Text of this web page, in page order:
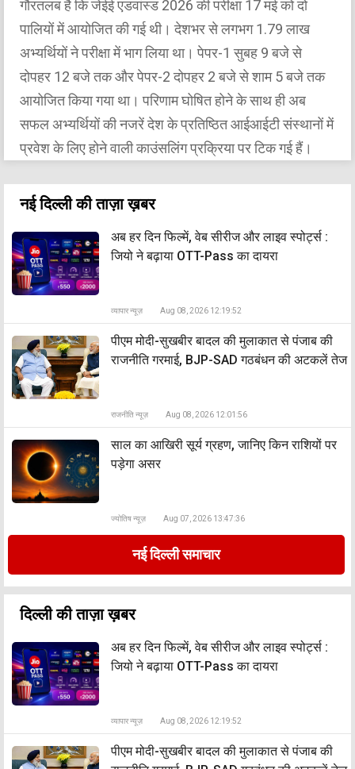
गौरतलब है कि जेईई एडवांस्ड 2026 की परीक्षा 17 मई को दो
पालियों में आयोजित की गई थी। देशभर से लगभग 1.79 लाख
अभ्यर्थियों ने परीक्षा में भाग लिया था। पेपर-1 सुबह 9 बजे से
दोपहर 12 बजे तक और पेपर-2 दोपहर 2 बजे से शाम 5 बजे तक
आयोजित किया गया था। परिणाम घोषित होने के साथ ही अब
सफल अभ्यर्थियों की नजरें देश के प्रतिष्ठित आईआईटी संस्थानों में
प्रवेश के लिए होने वाली काउंसलिंग प्रक्रिया पर टिक गई हैं।
नई दिल्ली की ताज़ा ख़बर
अब हर दिन फिल्में, वेब सीरीज और लाइव स्पोर्ट्स :
जियो ने बढ़ाया OTT-Pass का दायरा
व्यापार न्यूज़ Aug 08, 2026 12:19:52
पीएम मोदी-सुखबीर बादल की मुलाकात से पंजाब की
राजनीति गरमाई, BJP-SAD गठबंधन की अटकलें तेज
राजनीति न्यूज़ Aug 08, 2026 12:01:56
साल का आखिरी सूर्य ग्रहण, जानिए किन राशियों पर
पड़ेगा असर
ज्योतिष न्यूज़ Aug 07, 2026 13:47:36
नई दिल्ली समाचार
दिल्ली की ताज़ा ख़बर
अब हर दिन फिल्में, वेब सीरीज और लाइव स्पोर्ट्स :
जियो ने बढ़ाया OTT-Pass का दायरा
व्यापार न्यूज़ Aug 08, 2026 12:19:52
पीएम मोदी-सुखबीर बादल की मुलाकात से पंजाब की